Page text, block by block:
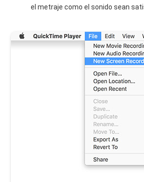
el metraje como el sonido sean